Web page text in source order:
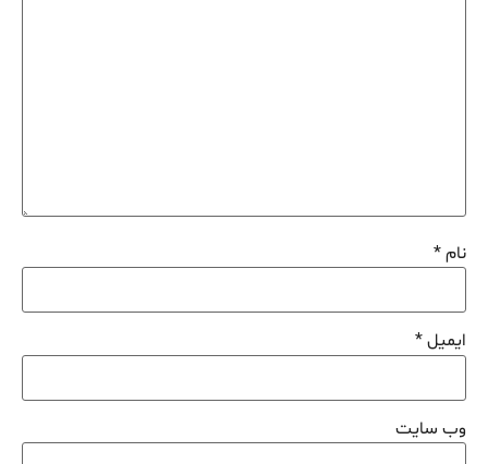
نام*
ایمیل*
وب‌ سایت